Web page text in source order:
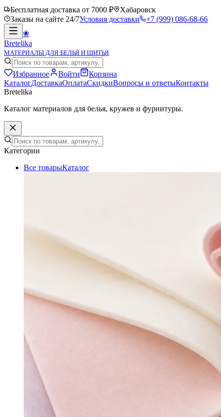
Бесплатная доставка от 7000 ₽
Хабаровск
Заказы на сайте 24/7Условия доставки
+7 (999) 086-68-66
❀
Bretelika
МАТЕРИАЛЫ ДЛЯ БЕЛЬЯ И ШИТЬЯ
Избранное Войти
Корзина
КаталогДоставкаОплатаСкидкиВопросы и ответыКонтакты
Bretelika
Каталог материалов для белья, кружев и фурнитуры.
Категории
Все товарыКаталог